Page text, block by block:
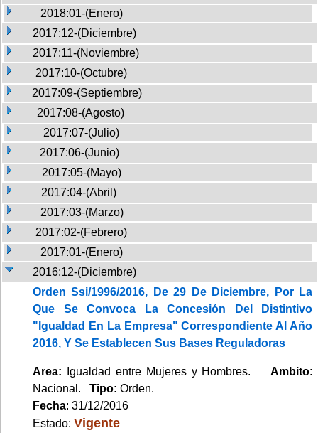
2018:01-(Enero)
2017:12-(Diciembre)
2017:11-(Noviembre)
2017:10-(Octubre)
2017:09-(Septiembre)
2017:08-(Agosto)
2017:07-(Julio)
2017:06-(Junio)
2017:05-(Mayo)
2017:04-(Abril)
2017:03-(Marzo)
2017:02-(Febrero)
2017:01-(Enero)
2016:12-(Diciembre)
Orden Ssi/1996/2016, De 29 De Diciembre, Por La
Que Se Convoca La Concesión Del Distintivo
"Igualdad En La Empresa" Correspondiente Al Año
2016, Y Se Establecen Sus Bases Reguladoras
Area: Igualdad entre Mujeres y Hombres. Ambito:
Nacional. Tipo: Orden.
Fecha: 31/12/2016
Estado: Vigente